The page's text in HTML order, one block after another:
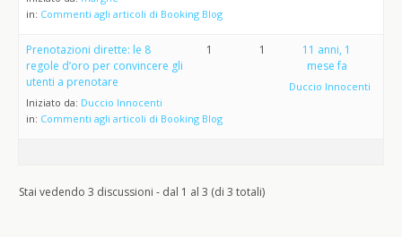
in: Commenti agli articoli di Booking Blog
Prenotazioni dirette: le 8
regole d’oro per convincere gli
utenti a prenotare
Iniziato da: Duccio Innocenti
in: Commenti agli articoli di Booking Blog
1 1
11 anni, 1
mese fa
Duccio Innocenti
Stai vedendo 3 discussioni - dal 1 al 3 (di 3 totali)